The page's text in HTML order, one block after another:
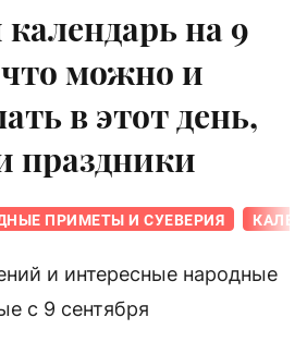
на 9
можно и
в этот день,
праздники
ПРИМЕТЫ И СУЕВЕРИЯ
и интересные народные
с 9 сентября